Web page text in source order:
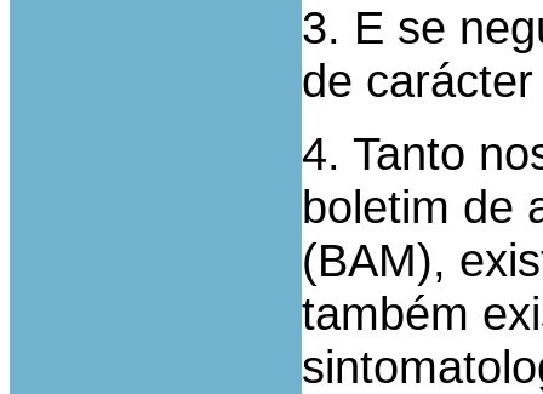
3. E se
de
4. Tanto
boletim de
(BAM),
também